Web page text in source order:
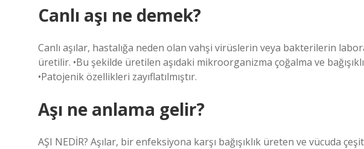
Canlı aşı ne demek?
Canlı aşılar, hastalığa neden olan vahşi virüslerin veya bakterilerin
üretilir. •Bu şekilde üretilen aşıdaki mikroorganizma çoğalma ve
•Patojenik özellikleri zayıflatılmıştır.
Aşı ne anlama gelir?
AŞI NEDİR? Aşılar, bir enfeksiyona karşı bağışıklık üreten ve vücuda